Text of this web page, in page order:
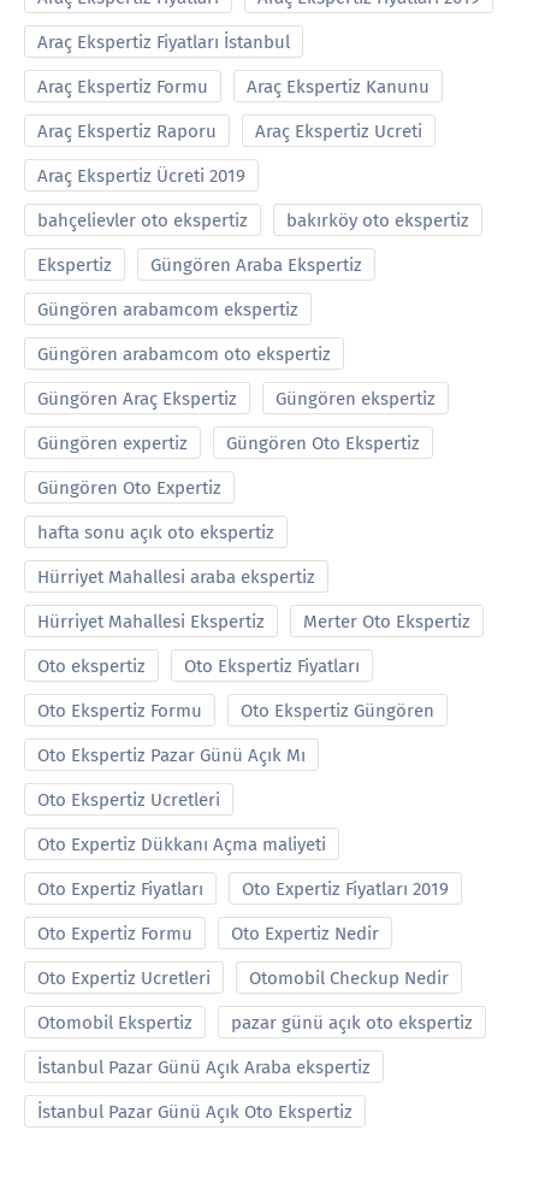
Araç Ekspertiz Fiyatları İstanbul
Araç Ekspertiz Formu Araç Ekspertiz Kanunu
Araç Ekspertiz Raporu Araç Ekspertiz Ucreti
Araç Ekspertiz Ücreti 2019
bahçelievler oto ekspertiz bakırköy oto ekspertiz
Ekspertiz Güngören Araba Ekspertiz
Güngören arabamcom ekspertiz
Güngören arabamcom oto ekspertiz
Güngören Araç Ekspertiz Güngören ekspertiz
Güngören expertiz Güngören Oto Ekspertiz
Güngören Oto Expertiz
hafta sonu açık oto ekspertiz
Hürriyet Mahallesi araba ekspertiz
Hürriyet Mahallesi Ekspertiz Merter Oto Ekspertiz
Oto ekspertiz Oto Ekspertiz Fiyatları
Oto Ekspertiz Formu Oto Ekspertiz Güngören
Oto Ekspertiz Pazar Günü Açık Mı
Oto Ekspertiz Ucretleri
Oto Expertiz Dükkanı Açma maliyeti
Oto Expertiz Fiyatları Oto Expertiz Fiyatları 2019
Oto Expertiz Formu Oto Expertiz Nedir
Oto Expertiz Ucretleri Otomobil Checkup Nedir
Otomobil Ekspertiz pazar günü açık oto ekspertiz
İstanbul Pazar Günü Açık Araba ekspertiz
İstanbul Pazar Günü Açık Oto Ekspertiz